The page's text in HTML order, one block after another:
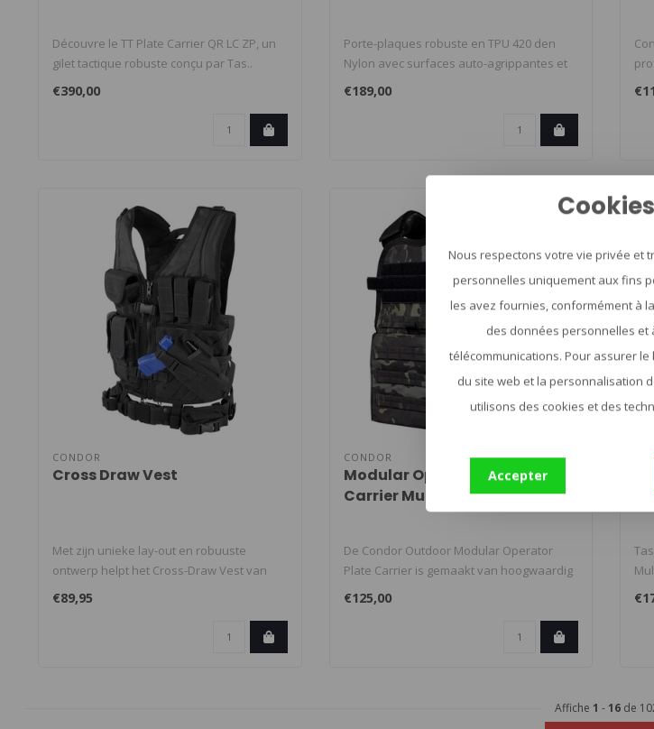
Découvre le TT Plate Carrier QR LC ZP, un
gilet tactique robuste conçu par Tas..
€390,00
Porte-plaques robuste en TPU 420 den
Nylon avec surfaces auto-agrippantes et
€189,00
CONDOR
Cross Draw Vest
Met zijn unieke lay-out en robuuste
ontwerp helpt het Cross-Draw Vest van
Condor..
€89,95
CONDOR
Modular Operator Plate
Carrier Multicam Black
De Condor Outdoor Modular Operator
Plate Carrier is gemaakt van hoogwaardig
nylo..
€125,00
Affiche 1 -16de
Cookies
Nous respectons votre vie privée et
personnelles uniquement aux fins
les avez fournies, conformément à
des données personnelles et
télécommunications. Pour assurer
du site web et la personnalisation
utilisons des cookies et des
Accepter